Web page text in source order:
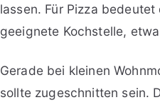
lassen. Für Pizza
geeignete Kochstelle,
Gerade bei kleinen
sollte zugeschnitten sein.